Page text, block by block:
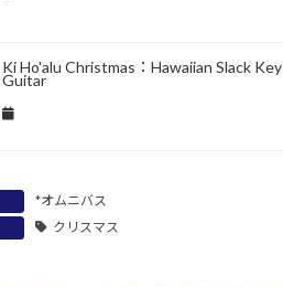
Ki Ho'alu Christmas：Hawaiian Slack Key
Guitar
*オムニバス
クリスマス